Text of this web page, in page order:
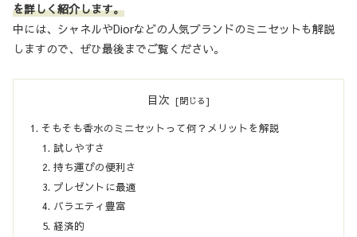
を詳しく紹介します。
中には、シャネルやDiorなどの人気ブランドのミニセットも解説
しますので、ぜひ最後までご覧ください。
目次
そもそも香水のミニセットって何？メリットを解説
試しやすさ
持ち運びの便利さ
プレゼントに最適
バラエティ豊富
経済的